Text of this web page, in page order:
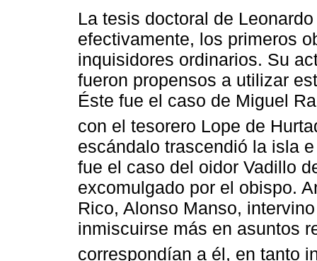
La tesis doctoral de
efectivamente, los primeros
inquisidores ordinarios. Su
fueron propensos a utilizar
Éste fue el caso de Miguel
con el tesorero Lope de
escándalo trascendió la isla
fue el caso del oidor Vadillo
excomulgado por el obispo.
Rico, Alonso Manso,
inmiscuirse más en asuntos
correspondían a él, en tanto